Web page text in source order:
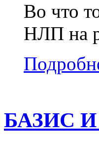
Во что
НЛП на
БАЗИС